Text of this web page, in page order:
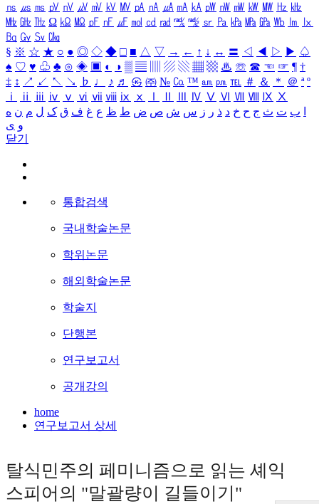
㎱ ㎲ ㎳ ㎴ ㎵ ㎶ ㎷ ㎸ ㎹ ㎀ ㎁ ㎂ ㎃ ㎄ ㎺ ㎻ ㎽ ㎾ ㎿ ㎐ ㎑
㎒ ㎓ ㎔ Ω ㏀ ㏁ ㎊ ㎋ ㎌ ㏖ ㏅ ㎭ ㎮ ㎯ ㏛ ㎩ ㎪ ㎫ ㎬ ㏝ ㏐
㏓
㏃ ㏉ ㏜ ㏆
§ ※ ☆ ★ ○ ● ◎ ◇ ◆ □ ■ △ ▽ → ← ↑ ↓ ↔ 〓 ◁ ◀ ▷ ▶ ♤
♠ ♡ ♥ ♧ ♣ ⊙ ◈ ▣ ◐ ◑ ▒ ▤ ▨ ▧ ▦ ▩ ♨ ☏ ☎ ☜ ☞ ¶ †
‡ ↕ ↗ ↙ ↖ ↘ ♭ ♩ ♪ ♬ ㉿ ㈜ № ㏇ ™ ㏂ ㏘ ℡ ＃ ＆ ＊ ＠ ª º
ⅰ
ⅱ ⅲ ⅳ ⅴ ⅵ ⅶ ⅷ ⅸ ⅹ Ⅳ Ⅴ Ⅵ Ⅶ Ⅷ Ⅸ Ⅹ
ب ت ث ج ح خ د ذ ر ز س ش ص ض ط ظ ع غ ف ق ک ل م ن ه
و ی
닫기
통합검색
국내학술논문
학위논문
해외학술논문
학술지
단행본
연구보고서
공개강의
home
연구보고서 상세
탈식민주의 페미니즘으로 읽는 셰익
스피어의 "말괄량이 길들이기"